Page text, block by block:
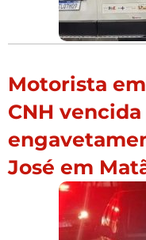
Motorista
CNH
José em